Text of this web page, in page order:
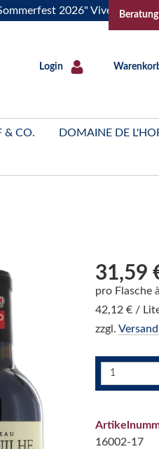
2026" Vive la
Login
& CO. DOMAINE DE
31,59
pro Flasche
42,12 € /
zzgl.
16002-17